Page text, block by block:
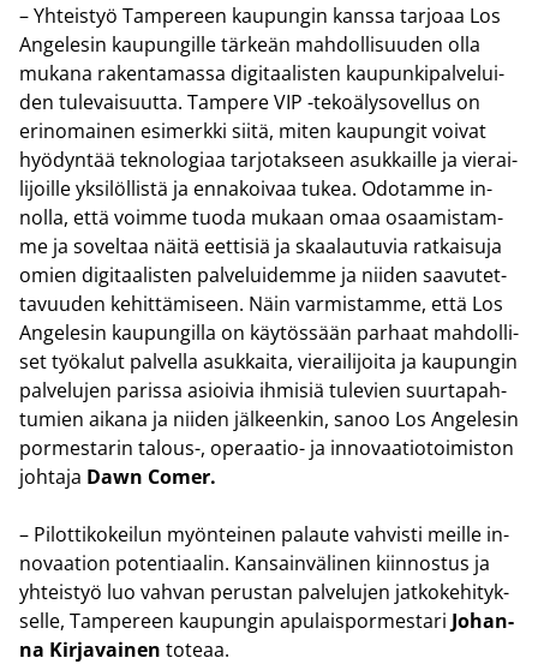
– Yh­teis­työ Tam­pe­reen kau­pun­gin kans­sa tar­jo­aa Los
An­ge­le­sin kau­pun­gil­le tär­keän mah­dol­li­suu­den olla
mu­ka­na ra­ken­ta­mas­sa di­gi­taa­lis­ten kau­pun­ki­pal­ve­lui­
den tu­le­vai­suut­ta. Tam­pe­re VIP -​tekoälysovellus on
erin­omai­nen esi­merk­ki siitä, miten kau­pun­git voi­vat
hyö­dyn­tää tek­no­lo­gi­aa tar­jo­tak­seen asuk­kail­le ja vie­rai­
li­joil­le yk­si­löl­lis­tä ja en­na­koi­vaa tukea. Odo­tam­me in­
nol­la, että voim­me tuoda mu­kaan omaa osaa­mis­tam­
me ja so­vel­taa näitä eet­ti­siä ja skaa­lau­tu­via rat­kai­su­ja
omien di­gi­taa­lis­ten pal­ve­lui­dem­me ja nii­den saa­vu­tet­
ta­vuu­den ke­hit­tä­mi­seen. Näin var­mis­tam­me, että Los
An­ge­le­sin kau­pun­gil­la on käy­tös­sään par­haat mah­dol­li­
set työ­ka­lut pal­vel­la asuk­kai­ta, vie­rai­li­joi­ta ja kau­pun­gin
pal­ve­lu­jen pa­ris­sa asioi­via ih­mi­siä tu­le­vien suur­ta­pah­
tu­mien ai­ka­na ja nii­den jäl­keen­kin, sanoo Los An­ge­le­sin
por­mes­ta­rin talous-​, operaatio-​ ja in­no­vaa­tio­toi­mis­ton
joh­ta­ja Dawn Comer.
– Pi­lot­ti­ko­kei­lun myön­tei­nen pa­lau­te vah­vis­ti meil­le in­
no­vaa­tion po­ten­ti­aa­lin. Kan­sain­vä­li­nen kiin­nos­tus ja
yh­teis­työ luo vah­van pe­rus­tan pal­ve­lu­jen jat­ko­ke­hi­tyk­
sel­le, Tam­pe­reen kau­pun­gin apu­lais­por­mes­ta­ri Jo­han­
na Kir­ja­vai­nen to­te­aa.